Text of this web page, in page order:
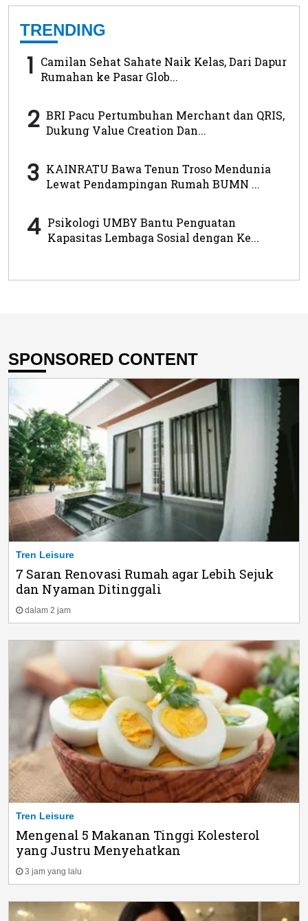
TRENDING
1 Camilan Sehat Sahate Naik Kelas, Dari Dapur
Rumahan ke Pasar Glob...
2 BRI Pacu Pertumbuhan Merchant dan QRIS,
Dukung Value Creation Dan...
3 KAINRATU Bawa Tenun Troso Mendunia
Lewat Pendampingan Rumah BUMN ...
4 Psikologi UMBY Bantu Penguatan
Kapasitas Lembaga Sosial dengan Ke...
SPONSORED CONTENT
Tren Leisure
7 Saran Renovasi Rumah agar Lebih Sejuk
dan Nyaman Ditinggali
dalam 2 jam
Tren Leisure
Mengenal 5 Makanan Tinggi Kolesterol
yang Justru Menyehatkan
3 jam yang lalu